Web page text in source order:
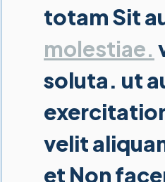
totam Sit
molestiae.
soluta. ut
velit
et Non